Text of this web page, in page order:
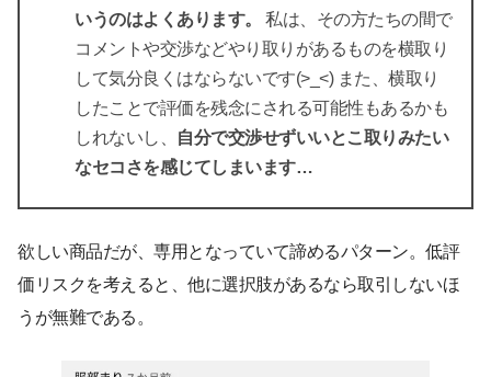
いうのはよくあります。
私は、その方たちの間で
コメントや交渉などやり取りがあるものを横取り
して気分良くはならないです(>_<) また、横取り
したことで評価を残念にされる可能性もあるかも
しれないし、
自分で交渉せずいいとこ取りみたい
なセコさを感じてしまいます…
欲しい商品だが、専用となっていて諦めるパターン。低評
価リスクを考えると、他に選択肢があるなら取引しないほ
うが無難である。